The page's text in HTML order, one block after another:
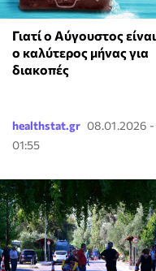
Γιατί ο Αύγουστος είναι
ο καλύτερος μήνας για
διακοπές
healthstat.gr 08.01.2026 -
01:55